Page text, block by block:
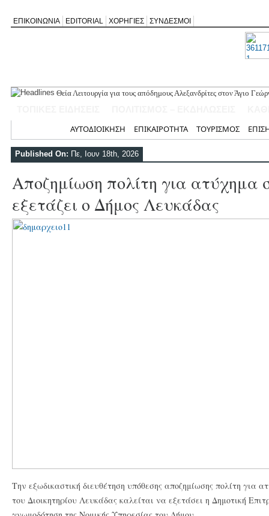
ΕΠΙΚΟΙΝΩΝΙΑ EDITORIAL ΧΟΡΗΓΙΕΣ ΣΥΝΔΕΣΜΟΙ
Θεία Λειτουργία για τους απόδημους Αλεξανδρίτες στον Άγιο
Mέχρι τον Άγιο Νικόλαο Βόνιτσας έφτανε σήμερα το μεσημέρι
ΑΥΤΟΔΙΟΙΚΗΣΗ ΕΠΙΚΑΙΡΟΤΗΤΑ ΤΟΥΡΙΣΜΟΣ
Published On: Πε, Ιουν 18th, 2026
Αποζημίωση πολίτη για ατύχημα
εξετάζει ο Δήμος Λευκάδας
Την εξωδικαστική διευθέτηση υπόθεσης αποζημίωσης πολίτη για
του Διοικητηρίου Λευκάδας καλείται να εξετάσει η Δημοτική